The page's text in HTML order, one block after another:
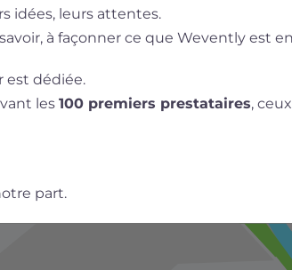
idées, leurs attentes.
à façonner ce que Wevently est
est dédiée.
les 100 premiers prestataires,
part.